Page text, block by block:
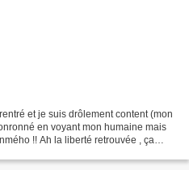
et je suis drôlement content (mon
en voyant mon humaine mais
!! Ah la liberté retrouvée , ça